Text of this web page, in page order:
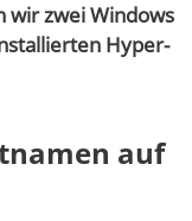
wir zwei Windows
Hyper-
auf